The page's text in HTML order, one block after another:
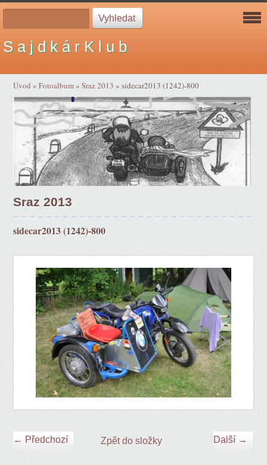
S a j d k á r K l u b
Úvod »Fotoalbum»Sraz 2013 »sidecar2013 (1242)-800
Sraz 2013
sidecar2013 (1242)-800
← Předchozí Další →
Zpět do složky